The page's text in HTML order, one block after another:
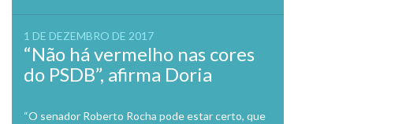
1 DE DEZEMBRO DE 2017
“Não há vermelho nas cores
do PSDB”, afirma Doria
“O senador Roberto Rocha pode estar certo, que